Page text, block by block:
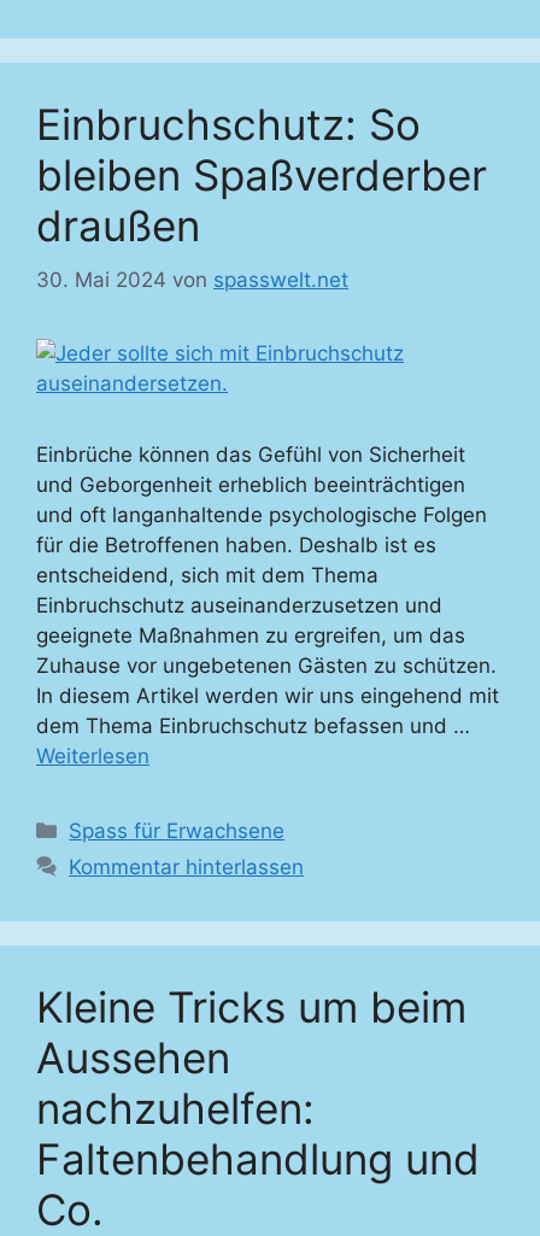
Einbruchschutz: So
bleiben Spaßverderber
draußen
30. Mai 2024 von spasswelt.net
Einbrüche können das Gefühl von Sicherheit
und Geborgenheit erheblich beeinträchtigen
und oft langanhaltende psychologische Folgen
für die Betroffenen haben. Deshalb ist es
entscheidend, sich mit dem Thema
Einbruchschutz auseinanderzusetzen und
geeignete Maßnahmen zu ergreifen, um das
Zuhause vor ungebetenen Gästen zu schützen.
In diesem Artikel werden wir uns eingehend mit
dem Thema Einbruchschutz befassen und …
Weiterlesen
Kategorien
Spass für Erwachsene
Kommentar hinterlassen
Kleine Tricks um beim
Aussehen
nachzuhelfen:
Faltenbehandlung und
Co.